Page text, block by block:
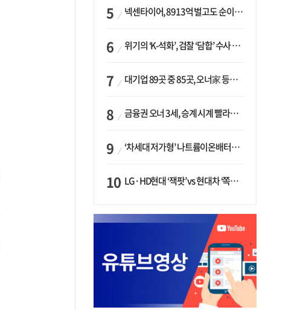
넥센타이어, 8913억 벌고도 순이익 2억…유럽 세부담에 이익 증발
위기의 ‘K-석화’, 검찰 ‘담합’ 수사 착수…“LG·한화·롯데 등 7개 업체, 8개 제품 가격 담합”
대기업 89곳 중 85곳, 오너家 등기임원 겸직…BS 46곳·SM 45곳 ‘족벌경영’ 고착화
금융권 오너 3세, 승계 시계 빨라지나…한국투자 ‘속도’·미래에셋·메리츠는 ‘거리두기’
‘차세대 저가형’ 나트륨이온배터리 시대 오나…LG화학·에코프로, 상용화 속도낸다
LG·HD현대 ‘잭팟’ vs 현대차 ‘쪽박’…글로벌 사모펀드, 韓 대기업 투자 ‘희비’